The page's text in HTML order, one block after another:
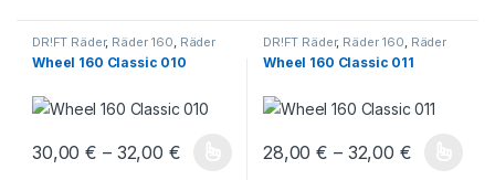
DR!FT Räder, Räder 160, Räder
Classic Line
Wheel 160 Classic 010
30,00€ – 32,00 €
Dieses Produkt weist mehrere Varianten auf. Die Optionen
DR!FT Räder, Räder 160, Räder
Classic Line ,Sturmkind DR!FT
Wheel 160 Classic 011
28,00€ – 32,00 €
Dieses Produkt weist mehrere